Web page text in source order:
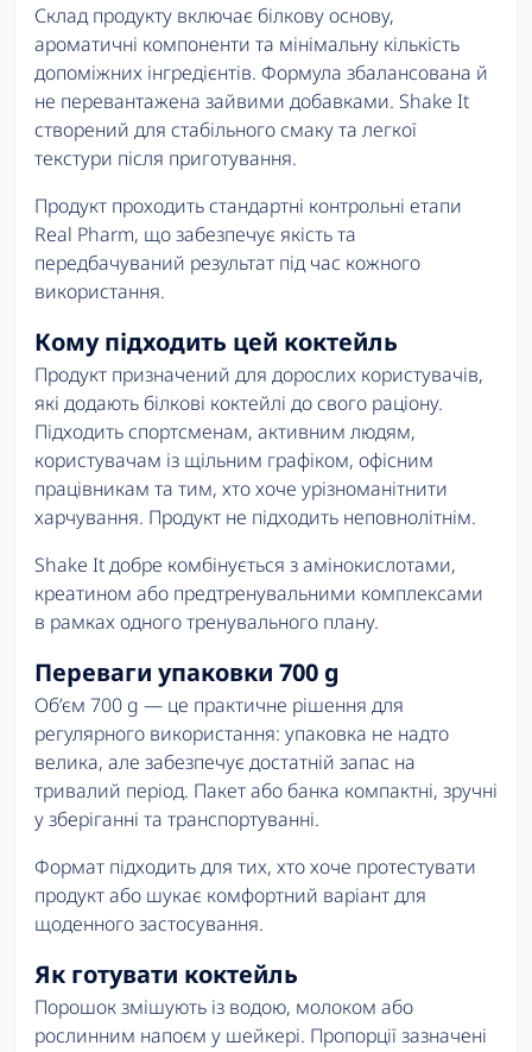
Склад продукту включає білкову основу,
ароматичні компоненти та мінімальну кількість
допоміжних інгредієнтів. Формула збалансована й
не перевантажена зайвими добавками. Shake It
створений для стабільного смаку та легкої
текстури після приготування.
Продукт проходить стандартні контрольні етапи
Real Pharm, що забезпечує якість та
передбачуваний результат під час кожного
використання.
Кому підходить цей коктейль
Продукт призначений для дорослих користувачів,
які додають білкові коктейлі до свого раціону.
Підходить спортсменам, активним людям,
користувачам із щільним графіком, офісним
працівникам та тим, хто хоче урізноманітнити
харчування. Продукт не підходить неповнолітнім.
Shake It добре комбінується з амінокислотами,
креатином або предтренувальними комплексами
в рамках одного тренувального плану.
Переваги упаковки 700 g
Об’єм 700 g — це практичне рішення для
регулярного використання: упаковка не надто
велика, але забезпечує достатній запас на
тривалий період. Пакет або банка компактні, зручні
у зберіганні та транспортуванні.
Формат підходить для тих, хто хоче протестувати
продукт або шукає комфортний варіант для
щоденного застосування.
Як готувати коктейль
Порошок змішують із водою, молоком або
рослинним напоєм у шейкері. Пропорції зазначені